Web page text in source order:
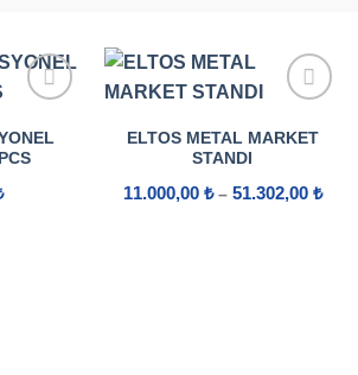
ELTOS METAL MARKET
STANDI
11.000,00 ₺ – 51.302,00 ₺